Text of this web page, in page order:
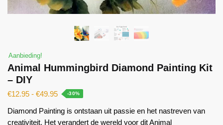
Aanbieding!
Animal Hummingbird Diamond Painting Kit
– DIY
€12.95 - €49.95 -30%
Diamond Painting is ontstaan ​​uit passie en het nastreven van
creativiteit. Het verandert de wereld voor dit Animal